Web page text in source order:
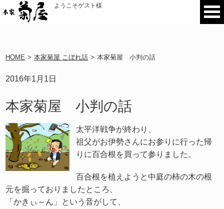
ようこそゲスト様
HOME > 本家菊屋 こぼれ話 > 本家菊屋 小判の話
2016年1月1日
本家菊屋 小判の話
太平洋戦争が終わり、
祖父がお伊勢さんにお参りに行った帰
りに百合根を買って参りました。
百合根を植えようと中庭の柿の木の根
元を掘っておりましたところ、
「かきぃ～ん」という音がして、